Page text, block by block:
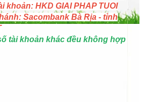
khoản: HKD GIAI PHAP TUOI
Sacombank Bà Rịa - tỉnh
tài khoản khác đều không hợp